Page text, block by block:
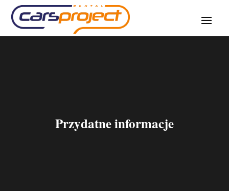
Przydatne informacje